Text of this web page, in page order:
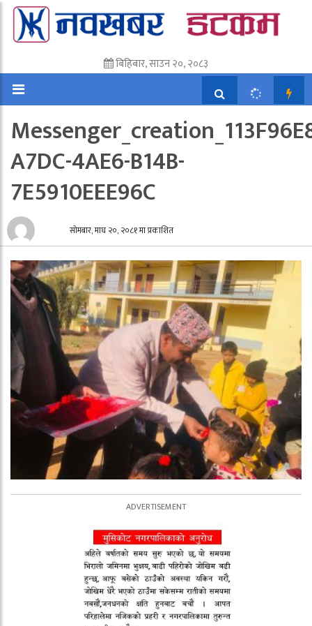
बिहिबार, साउन २०, २०८३
A7DC-4AE6-B14B-
7E5910EEE96C
सोमबार, माघ २०, २०८१ मा प्रकाशित